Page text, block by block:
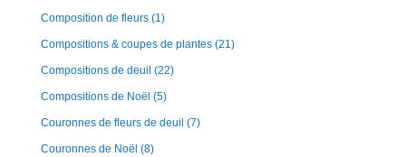
Composition de fleurs (1)
Compositions & coupes de plantes (21)
Compositions de deuil (22)
Compositions de Noël (5)
Couronnes de fleurs de deuil (7)
Couronnes de Noël (8)